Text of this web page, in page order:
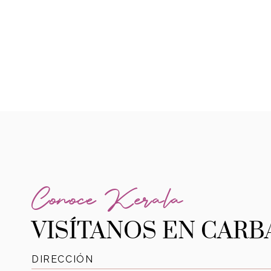
Conoce Kerala
VISÍTANOS EN
DIRECCIÓN